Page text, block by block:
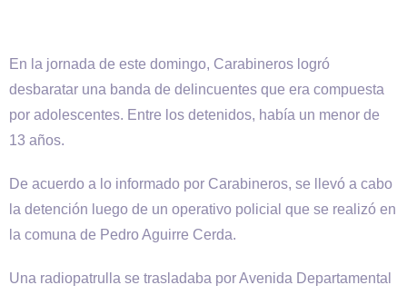
En la jornada de este domingo, Carabineros logró
desbaratar una banda de delincuentes que era compuesta
por adolescentes. Entre los detenidos, había un menor de
13 años.
De acuerdo a lo informado por Carabineros, se llevó a cabo
la detención luego de un operativo policial que se realizó en
la comuna de Pedro Aguirre Cerda.
Una radiopatrulla se trasladaba por Avenida Departamental